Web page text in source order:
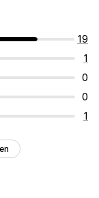
19
1
0
0
1